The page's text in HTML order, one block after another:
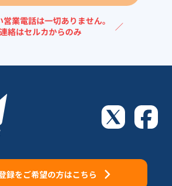
営業電話は一切ありません。
連絡はセルカからのみ
／
録をご希望の方はこちら